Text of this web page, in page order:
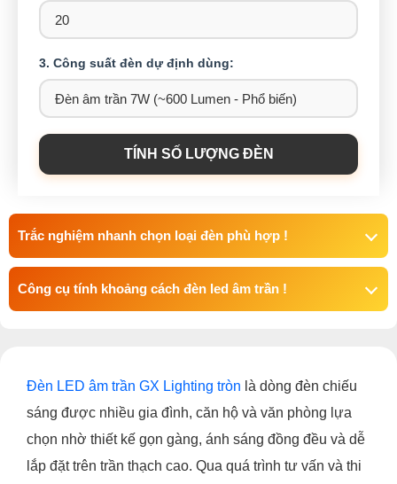
3. Công suất đèn dự định dùng:
TÍNH SỐ LƯỢNG ĐÈN
Trắc nghiệm nhanh chọn loại đèn phù hợp !
Công cụ tính khoảng cách đèn led âm trần !
Đèn LED âm trần GX Lighting tròn là dòng đèn chiếu
sáng được nhiều gia đình, căn hộ và văn phòng lựa
chọn nhờ thiết kế gọn gàng, ánh sáng đồng đều và dễ
lắp đặt trên trần thạch cao. Qua quá trình tư vấn và thi